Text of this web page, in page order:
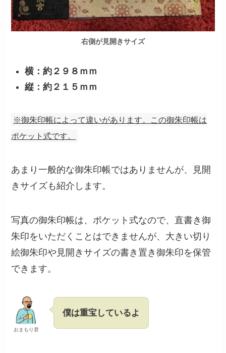
右側が見開きサイズ
横：約２９８ｍｍ
縦：約２１５ｍｍ
※御朱印帳によって違いがあります。この御朱印帳は
ポケット式です。
あまり一般的な御朱印帳ではありませんが、見開
きサイズも紹介します。
写真の御朱印帳は、ポケット式なので、直書き御
朱印をいただくことはできませんが、大きい切り
絵御朱印や見開きサイズの書き置き御朱印を保管
できます。
おまもり君
僕は重宝しているよ